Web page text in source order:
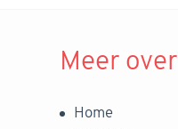
Meer over
Home